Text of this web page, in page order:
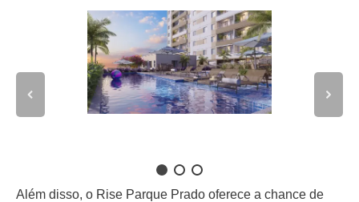
Além disso, o Rise Parque Prado oferece a chance de